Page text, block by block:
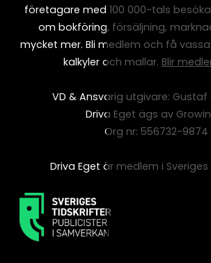
företagare med 100 000-tals
om bokföring, försäljning,
mycket mer. Bli medlem och få
kalkyler och mallar. Blir
VD & Ansvarig utgivare:
Driva Eget ägs av Growin
Org nr: 556732-9874
Driva Eget är medlem i Sveriges